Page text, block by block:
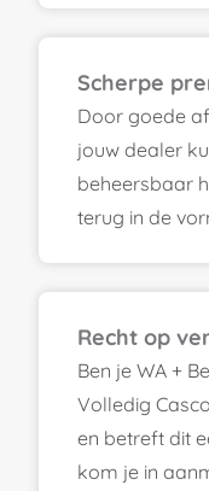
Scherpe
Door goede
jouw dealer
beheersbaar
terug in de
Recht op
Ben je WA +
Volledig
en betreft dit
kom je in